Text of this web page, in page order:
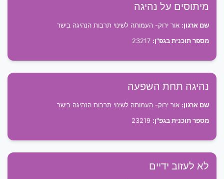
מיתוסים על נהיגה
שם ארגון: אור ירוק- העמותה לשינוי תרבות הנהיגה בישר
מספר תוכנית בגפ"ן:
נהיגה תחת השפעה
שם ארגון: אור ירוק- העמותה לשינוי תרבות הנהיגה בישר
מספר תוכנית בגפ"ן:
לא לעזוב ידיים